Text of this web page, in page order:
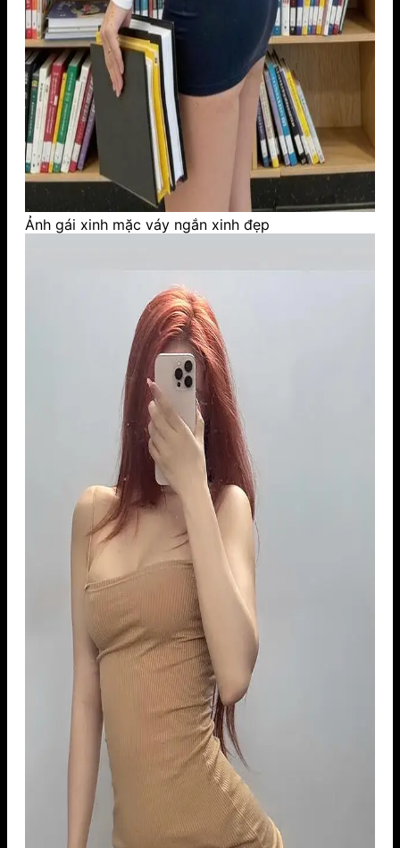
Ảnh gái xinh mặc váy ngắn xinh đẹp